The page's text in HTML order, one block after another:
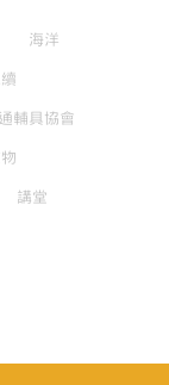
海洋
輔具協會
講堂